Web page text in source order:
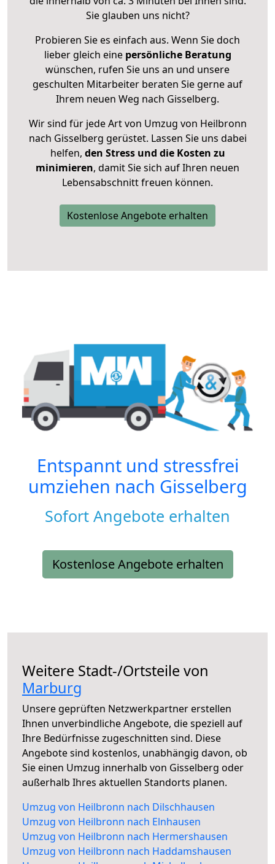
Sie glauben uns nicht?
Probieren Sie es einfach aus. Wenn Sie doch
lieber gleich eine persönliche Beratung
wünschen, rufen Sie uns an und unsere
geschulten Mitarbeiter beraten Sie gerne auf
Ihrem neuen Weg nach Gisselberg.
Wir sind für jede Art von Umzug von Heilbronn
nach Gisselberg gerüstet. Lassen Sie uns dabei
helfen, den Stress und die Kosten zu
minimieren, damit Sie sich auf Ihren neuen
Lebensabschnitt freuen können.
Kostenlose Angebote erhalten
Entspannt und stressfrei
umziehen nach Gisselberg
Sofort Angebote erhalten
Kostenlose Angebote erhalten
Weitere Stadt-/Ortsteile von
Marburg
Unsere geprüften Netzwerkpartner erstellen
Ihnen unverbindliche Angebote, die speziell auf
Ihre Bedürfnisse zugeschnitten sind. Diese
Angebote sind kostenlos, unabhängig davon, ob
Sie einen Umzug innerhalb von Gisselberg oder
außerhalb Ihres aktuellen Standorts planen.
Umzug von Heilbronn nach Dilschhausen
Umzug von Heilbronn nach Elnhausen
Umzug von Heilbronn nach Hermershausen
Umzug von Heilbronn nach Haddamshausen